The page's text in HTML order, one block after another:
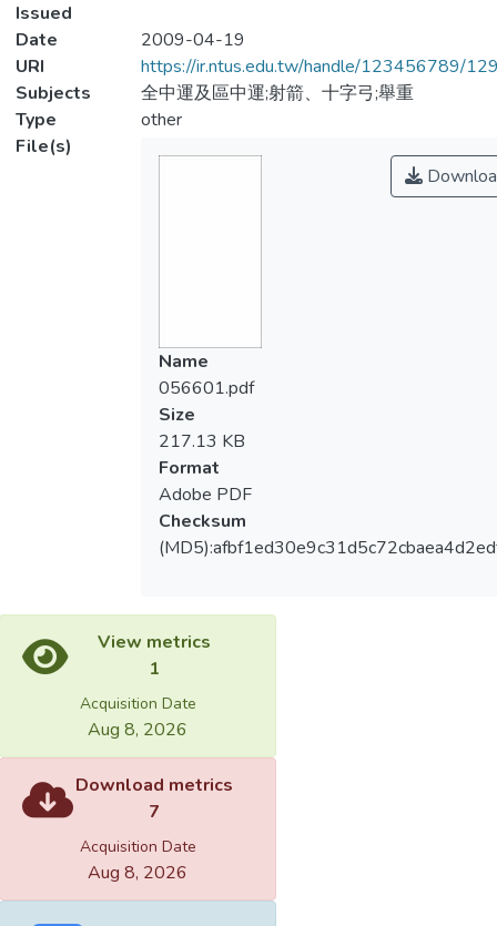
Issued
Date
2009-04-19
URI
https://ir.ntus.edu.tw/handle/123456789/
Subjects
全中運及區中運;射箭、十字弓;舉重
Type
other
File(s)
Name
056601.pdf
Size
217.13 KB
Format
Adobe PDF
Checksum
View metrics
1
Acquisition Date
Aug 8, 2026
Download metrics
7
Acquisition Date
Aug 8, 2026